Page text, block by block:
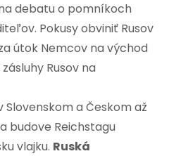
debatu o pomníkoch
Pokusy obviniť Rusov
útok Nemcov na východ
Rusov na
Slovenskom a Českom až
budove Reichstagu
vlajku. Ruská